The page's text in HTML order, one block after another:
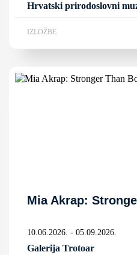
Hrvatski prirodoslovni
IZLOŽBE
Mia Akrap:
10.06.2026. - 05.09.2026.
Galerija Trotoar